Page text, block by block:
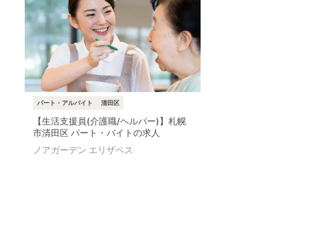
パート・アルバイト 清田区
【生活支援員(介護職/ヘルパー)】札幌
市清田区 パート・バイトの求人
ノアガーデン エリザベス